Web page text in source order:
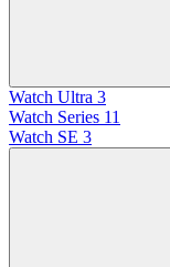
Watch Ultra 3
Watch Series 11
Watch SE 3